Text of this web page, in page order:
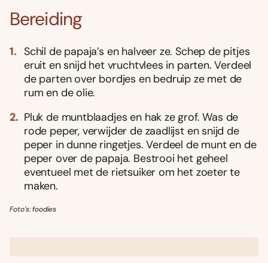
Bereiding
Schil de papaja’s en halveer ze. Schep de pitjes
eruit en snijd het vruchtvlees in parten. Verdeel
de parten over bordjes en bedruip ze met de
rum en de olie.
Pluk de muntblaadjes en hak ze grof. Was de
rode peper, verwijder de zaadlijst en snijd de
peper in dunne ringetjes. Verdeel de munt en de
peper over de papaja. Bestrooi het geheel
eventueel met de rietsuiker om het zoeter te
maken.
Foto’s: foodies